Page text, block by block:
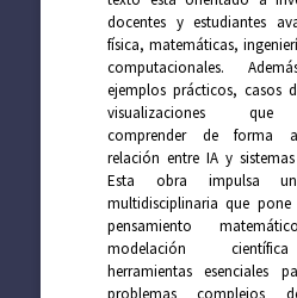
docentes y estudiantes
física, matemáticas,
computacionales.
ejemplos prácticos, casos
visualizaciones que
comprender de forma
relación entre IA y
Esta obra impulsa
multidisciplinaria que
pensamiento
modelación
herramientas esenciales
problemas complejos